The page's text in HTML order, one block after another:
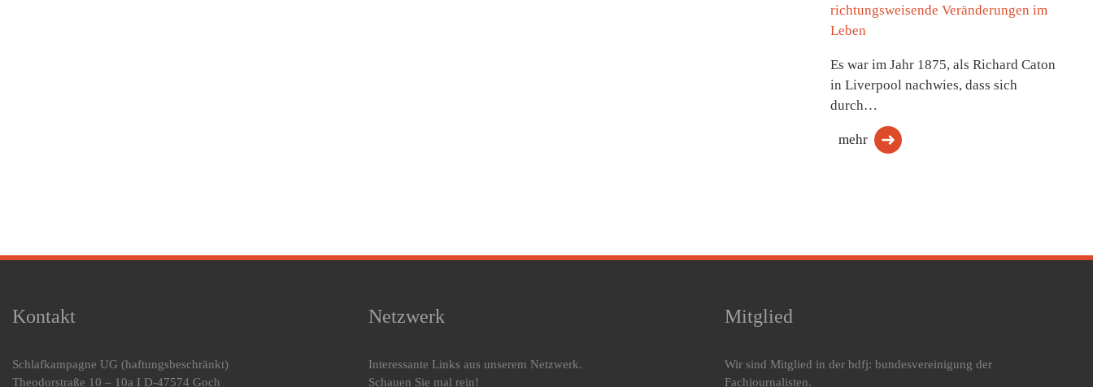
richtungsweisende Veränderungen im
Leben
Es war im Jahr 1875, als Richard Caton
in Liverpool nachwies, dass sich
durch…
mehr
Kontakt
Schlafkampagne UG (haftungsbeschränkt)
Theodorstraße 10 – 10a I D-47574 Goch
Netzwerk
Interessante Links aus unserem Netzwerk.
Schauen Sie mal rein!
Mitglied
Wir sind Mitglied in der bdfj: bundesvereinigung der
Fachjournalisten.